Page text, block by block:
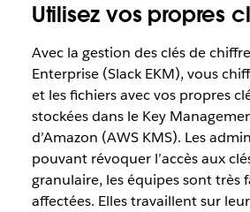
Utilisez vos propres
Avec la gestion des clés de
Enterprise (Slack EKM), vous
et les fichiers avec vos propres
stockées dans le Key
d’Amazon (AWS KMS). Les
pouvant révoquer l’accès aux
granulaire, les équipes sont très
affectées. Elles travaillent sur